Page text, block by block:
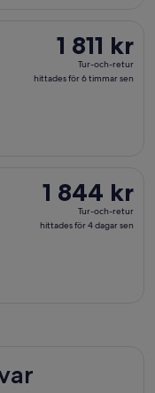
sen
1 811 kr
Tur-
och-
sen
1 811 kr
Tur-och-retur
hittades för 6 timmar sen
1 844 kr
Tur-
och-
1 844 kr
Tur-och-retur
hittades för 4 dagar sen